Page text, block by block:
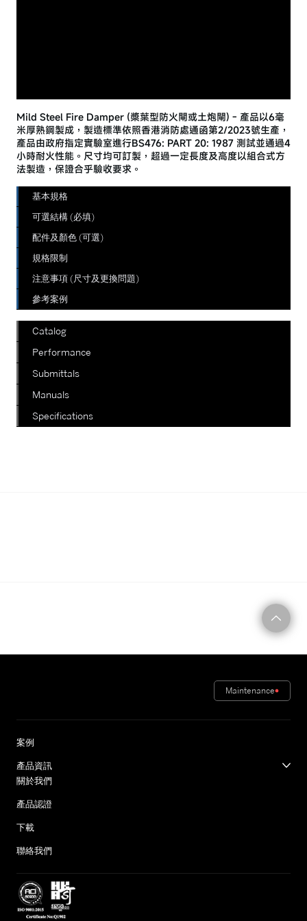
Catalog
Performance
Submittals
Manuals
Specifications
Mild Steel Fire Damper (槳葉型防火閘或土炮閘) - 產品以6毫
米厚熟鋼製成，製造標準依照香港消防處通函第2/2023號生產，
產品由政府指定實驗室進行BS476: PART 20: 1987 測試並通過4
小時耐火性能。尺寸均可訂製，超過一定長度及高度以組合式方
法製造，保證合乎驗收要求。
基本規格
可選結構 (必填)
配件及顏色 (可選)
規格限制
注意事項 (尺寸及更換問題)
參考案例
Maintenance
案例
產品資訊
關於我們
產品認證
下載
聯絡我們